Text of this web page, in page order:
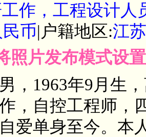
作，工程设计人
币|户籍地区:江
照片发布模式设
男，1963年9月生
，自控工程师，
自爱单身至今。本